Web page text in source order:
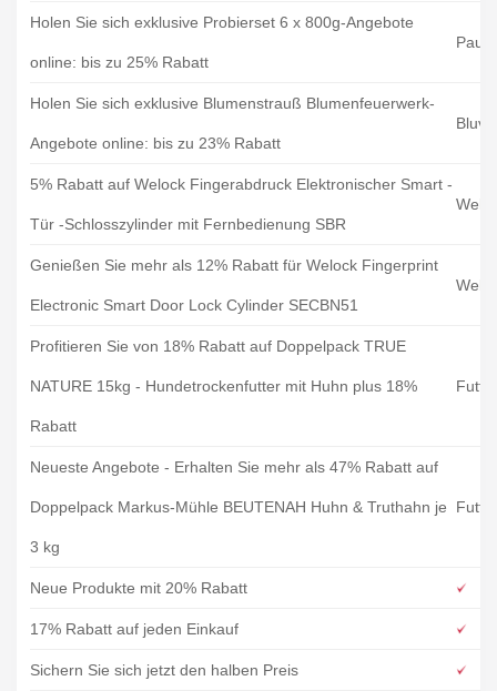
Holen Sie sich exklusive Probierset 6 x 800g-Angebote
online: bis zu 25% Rabatt
Holen Sie sich exklusive Blumenstrauß Blumenfeuerwerk-
Angebote online: bis zu 23% Rabatt
5% Rabatt auf Welock Fingerabdruck Elektronischer Smart -
Tür -Schlosszylinder mit Fernbedienung SBR
Genießen Sie mehr als 12% Rabatt für Welock Fingerprint
Electronic Smart Door Lock Cylinder SECBN51
Profitieren Sie von 18% Rabatt auf Doppelpack TRUE
NATURE 15kg - Hundetrockenfutter mit Huhn plus 18%
Rabatt
Neueste Angebote - Erhalten Sie mehr als 47% Rabatt auf
Doppelpack Markus-Mühle BEUTENAH Huhn & Truthahn je
3 kg
Neue Produkte mit 20% Rabatt
17% Rabatt auf jeden Einkauf
Sichern Sie sich jetzt den halben Preis